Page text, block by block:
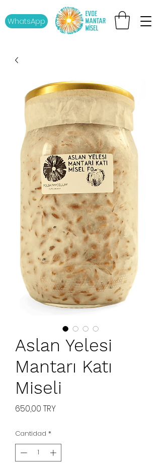
WhatsApp
Aslan Yelesi
Mantarı Katı
Miseli
650,00 TRYPrecio
Cantidad *